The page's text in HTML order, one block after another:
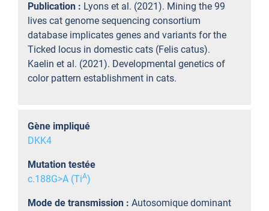
Publication : Lyons et al. (2021). Mining the 99
lives cat genome sequencing consortium
database implicates genes and variants for the
Ticked locus in domestic cats (Felis catus).
Kaelin et al. (2021). Developmental genetics of
color pattern establishment in cats.
Gène impliqué
DKK4
Mutation testée
c.188G>A (TiA)
Mode de transmission : Autosomique dominant